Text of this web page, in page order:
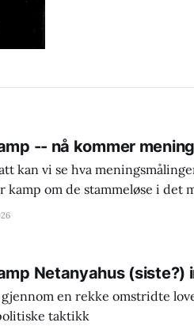
-- nå kommer
kan vi se hva
kamp om de stammeløse i det
Netanyahus (siste?)
en rekke omstridte
politiske taktikk